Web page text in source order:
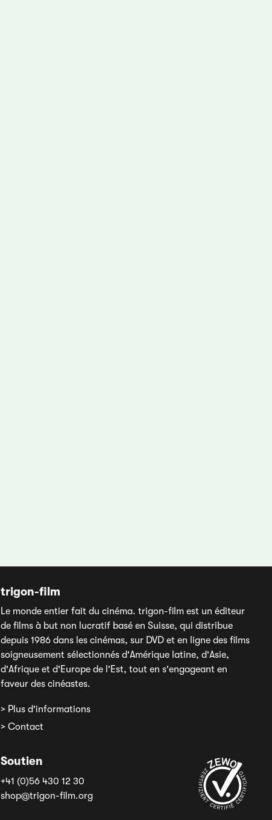
trigon-film
Le monde entier fait du cinéma. trigon-film est un éditeur
de films à but non lucratif basé en Suisse, qui distribue
depuis 1986 dans les cinémas, sur DVD et en ligne des films
soigneusement sélectionnés d'Amérique latine, d'Asie,
d'Afrique et d'Europe de l'Est, tout en s'engageant en
faveur des cinéastes.
> Plus d'informations
> Contact
Soutien
+41 (0)56 430 12 30
shop@trigon-film.org